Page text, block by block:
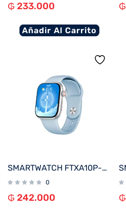
₲ 233.000
Añadir Al Carrito
₲
SMARTWATCH FTXA10P-SVLB 48MM PLATA/AZUL CLARO ANDROID/IOS/BT/FREC. CARD
0
₲ 242.000 ₲